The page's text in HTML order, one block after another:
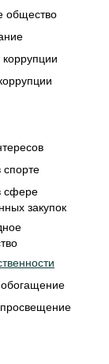
общество
сфере
закупок